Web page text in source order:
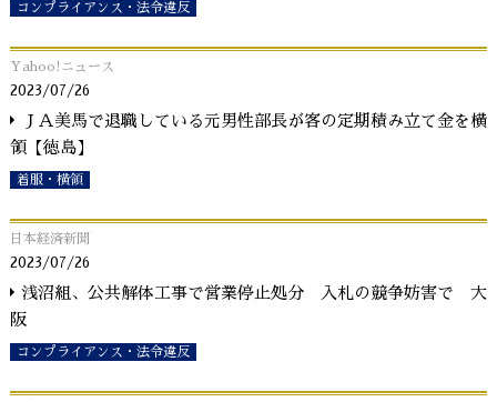
コンプライアンス・法令違反
Yahoo!ニュース
2023/07/26
ＪＡ美馬で退職している元男性部長が客の定期積み立て金を横
領【徳島】
着服・横領
日本経済新聞
2023/07/26
浅沼組、公共解体工事で営業停止処分 入札の競争妨害で 大
阪
コンプライアンス・法令違反